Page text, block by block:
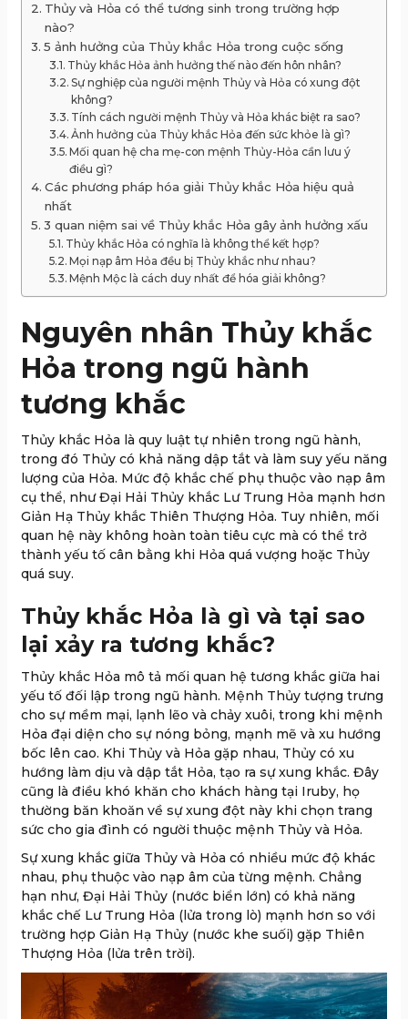
Thủy và Hỏa có thể tương sinh trong trường hợp
nào?
5 ảnh hưởng của Thủy khắc Hỏa trong cuộc sống
Thủy khắc Hỏa ảnh hưởng thế nào đến hôn nhân?
Sự nghiệp của người mệnh Thủy và Hỏa có xung đột
không?
Tính cách người mệnh Thủy và Hỏa khác biệt ra sao?
Ảnh hưởng của Thủy khắc Hỏa đến sức khỏe là gì?
Mối quan hệ cha mẹ-con mệnh Thủy-Hỏa cần lưu ý
điều gì?
Các phương pháp hóa giải Thủy khắc Hỏa hiệu quả
nhất
3 quan niệm sai về Thủy khắc Hỏa gây ảnh hưởng xấu
Thủy khắc Hỏa có nghĩa là không thể kết hợp?
Mọi nạp âm Hỏa đều bị Thủy khắc như nhau?
Mệnh Mộc là cách duy nhất để hóa giải không?
Nguyên nhân Thủy khắc
Hỏa trong ngũ hành
tương khắc
Thủy khắc Hỏa là quy luật tự nhiên trong ngũ hành,
trong đó Thủy có khả năng dập tắt và làm suy yếu năng
lượng của Hỏa. Mức độ khắc chế phụ thuộc vào nạp âm
cụ thể, như Đại Hải Thủy khắc Lư Trung Hỏa mạnh hơn
Giản Hạ Thủy khắc Thiên Thượng Hỏa. Tuy nhiên, mối
quan hệ này không hoàn toàn tiêu cực mà có thể trở
thành yếu tố cân bằng khi Hỏa quá vượng hoặc Thủy
quá suy.
Thủy khắc Hỏa là gì và tại sao
lại xảy ra tương khắc?
Thủy khắc Hỏa mô tả mối quan hệ tương khắc giữa hai
yếu tố đối lập trong ngũ hành. Mệnh Thủy tượng trưng
cho sự mềm mại, lạnh lẽo và chảy xuôi, trong khi mệnh
Hỏa đại diện cho sự nóng bỏng, mạnh mẽ và xu hướng
bốc lên cao. Khi Thủy và Hỏa gặp nhau, Thủy có xu
hướng làm dịu và dập tắt Hỏa, tạo ra sự xung khắc. Đây
cũng là điều khó khăn cho khách hàng tại Iruby, họ
thường băn khoăn về sự xung đột này khi chọn trang
sức cho gia đình có người thuộc mệnh Thủy và Hỏa.
Sự xung khắc giữa Thủy và Hỏa có nhiều mức độ khác
nhau, phụ thuộc vào nạp âm của từng mệnh. Chẳng
hạn như, Đại Hải Thủy (nước biển lớn) có khả năng
khắc chế Lư Trung Hỏa (lửa trong lò) mạnh hơn so với
trường hợp Giản Hạ Thủy (nước khe suối) gặp Thiên
Thượng Hỏa (lửa trên trời).